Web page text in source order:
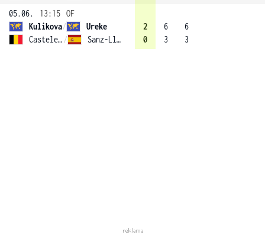
05.06.
13:15 OF
Kulikova/
Ureke
Casteleyn / Sanz-Llaneza Fernandez
2
0
6
3
6
3